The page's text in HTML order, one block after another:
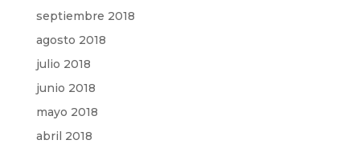
septiembre 2018
agosto 2018
julio 2018
junio 2018
mayo 2018
abril 2018